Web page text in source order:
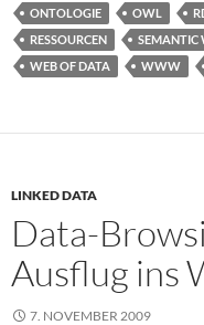
ONTOLOGIE
OWL
RESSOURCEN
SEMANTIC
WEB OF DATA
WWW
LINKED DATA
Data-
Ausflug ins
7. NOVEMBER 2009